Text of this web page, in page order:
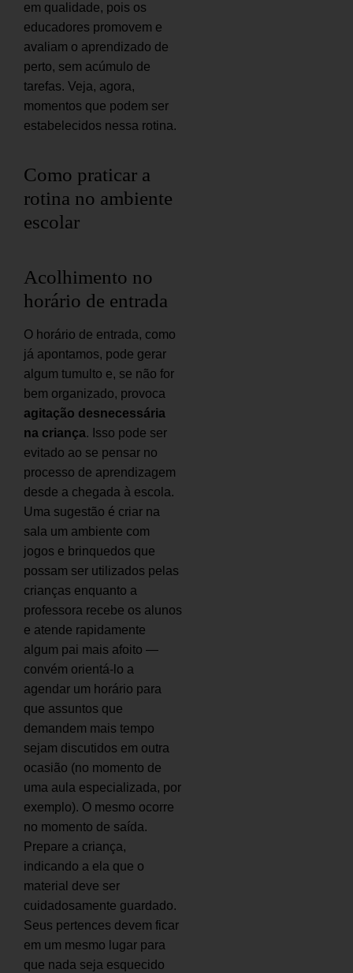
em qualidade, pois os
educadores promovem e
avaliam o aprendizado de
perto, sem acúmulo de
tarefas. Veja, agora,
momentos que podem ser
estabelecidos nessa rotina.
Como praticar a
rotina no ambiente
escolar
Acolhimento no
horário de entrada
O horário de entrada, como
já apontamos, pode gerar
algum tumulto e, se não for
bem organizado, provoca
agitação desnecessária
na criança. Isso pode ser
evitado ao se pensar no
processo de aprendizagem
desde a chegada à escola.
Uma sugestão é criar na
sala um ambiente com
jogos e brinquedos que
possam ser utilizados pelas
crianças enquanto a
professora recebe os alunos
e atende rapidamente
algum pai mais afoito —
convém orientá-lo a
agendar um horário para
que assuntos que
demandem mais tempo
sejam discutidos em outra
ocasião (no momento de
uma aula especializada, por
exemplo). O mesmo ocorre
no momento de saída.
Prepare a criança,
indicando a ela que o
material deve ser
cuidadosamente guardado.
Seus pertences devem ficar
em um mesmo lugar para
que nada seja esquecido